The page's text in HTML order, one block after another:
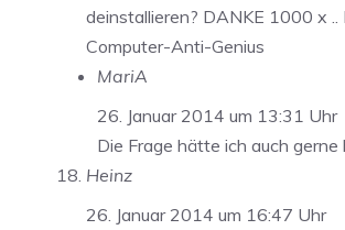
deinstallieren? DANKE 1000 x ..
Computer-Anti-Genius
MariA
26. Januar 2014 um 13:31 Uhr
Die Frage hätte ich auch
Heinz
26. Januar 2014 um 16:47 Uhr